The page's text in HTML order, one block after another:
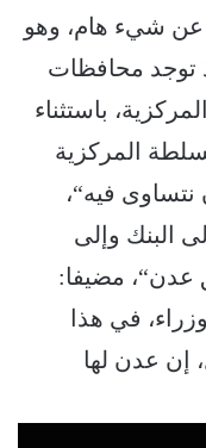
عن شيء هام، وهو
توجد محافظات
باستثناء
المركزية
فيه“،
البنك وإلى
عدن“، مضيفا:
في هذا
إن عدن لها